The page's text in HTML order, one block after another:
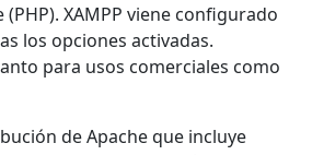
XAMPP viene configurado
los opciones activadas.
para usos comerciales como
de Apache que incluye